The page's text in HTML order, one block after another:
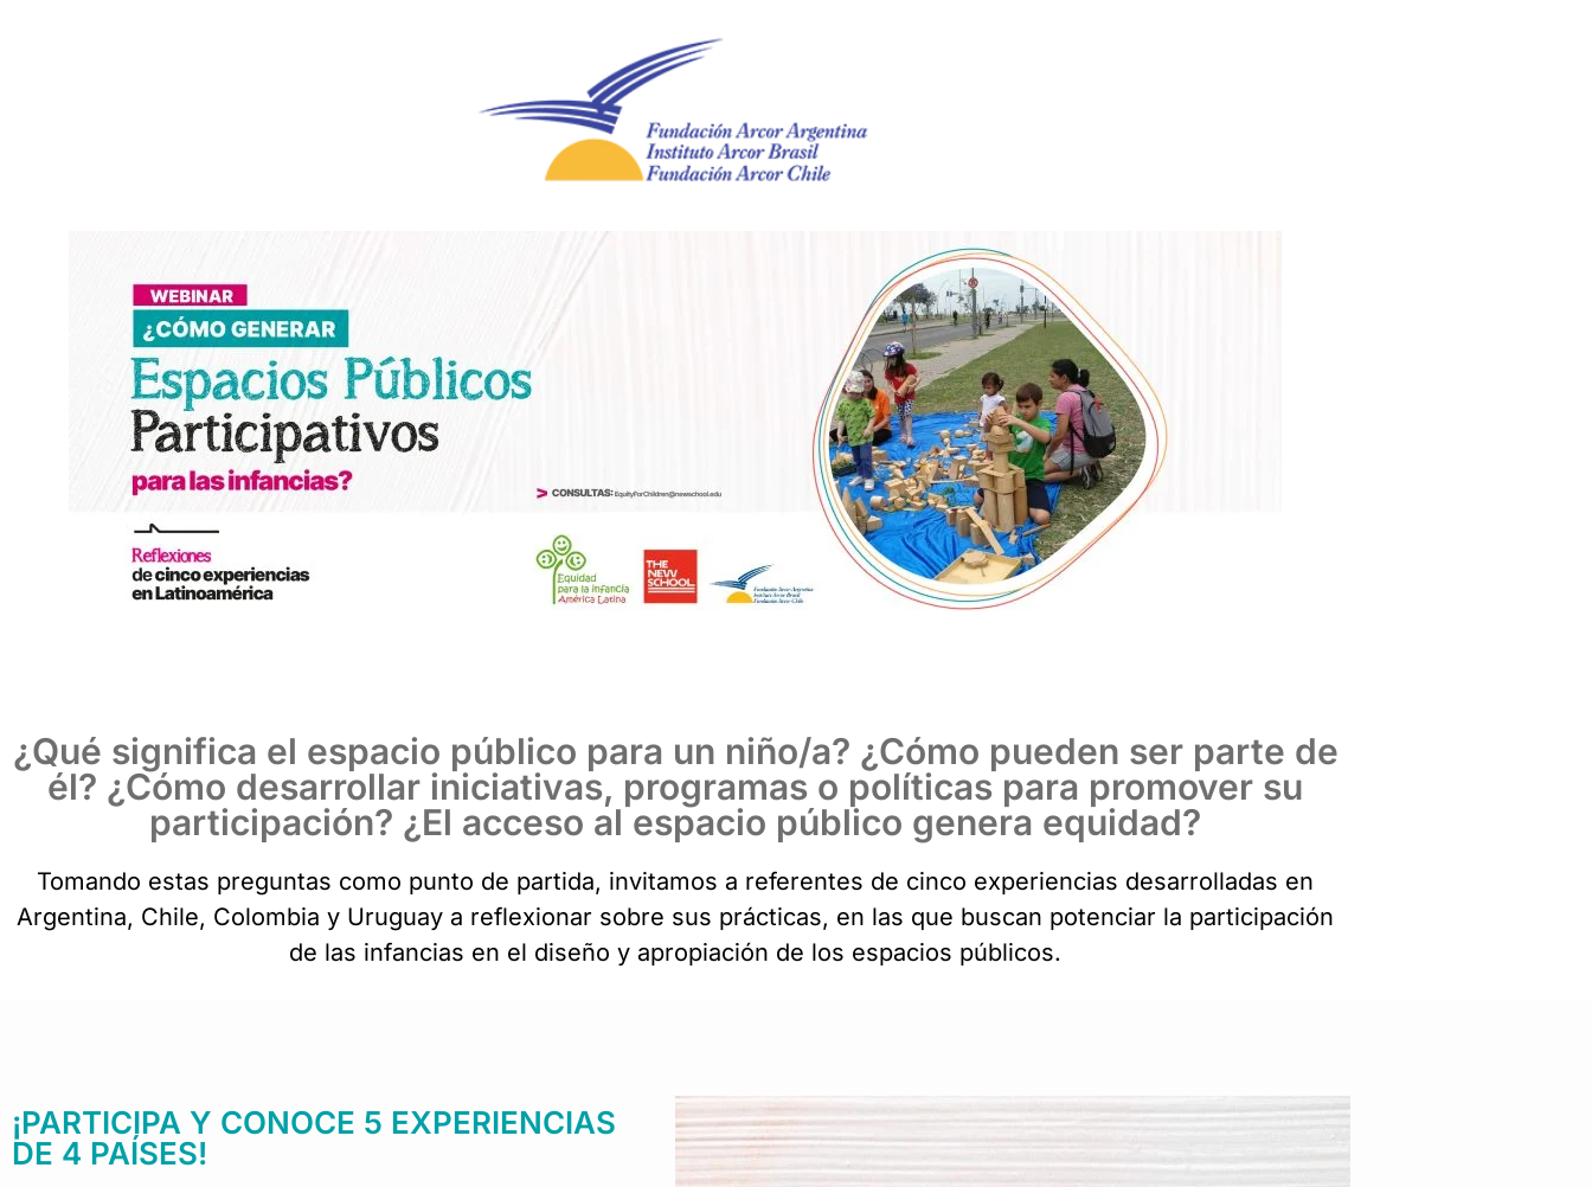
¿Qué significa el espacio público para un niño/a? ¿Cómo pueden ser parte de
él? ¿Cómo desarrollar iniciativas, programas o políticas para promover su
participación? ¿El acceso al espacio público genera equidad?
Tomando estas preguntas como punto de partida, invitamos a referentes de cinco experiencias desarrolladas en
Argentina, Chile, Colombia y Uruguay a reflexionar sobre sus prácticas, en las que buscan potenciar la participación
de las infancias en el diseño y apropiación de los espacios públicos.
¡PARTICIPA Y CONOCE 5 EXPERIENCIAS
DE 4 PAÍSES!